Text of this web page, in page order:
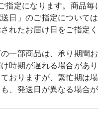
指定になります。商品
送日」のご指定につい
れたお届け日をご指定
一部商品は、承り期間
時期が遅れる場合があり
おりますが、繁忙期は
、発送日が異なる場合が